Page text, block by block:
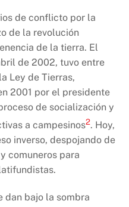
de conflicto por la
de la revolución
de la tierra. El
de 2002, tuvo entre
Ley de Tierras,
2001 por el presidente
de socialización y
a campesinos2. Hoy,
inverso, despojando de
comuneros para
dan bajo la sombra